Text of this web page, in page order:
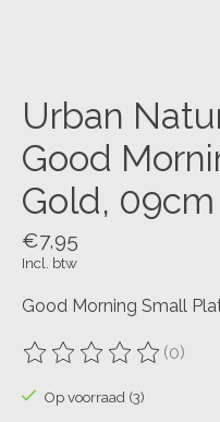
Urban
Good
Gold, 09cm
€7,95
Incl. btw
Good Morning Small
De beoordeling van dit
(0)
Op voorraad (3)